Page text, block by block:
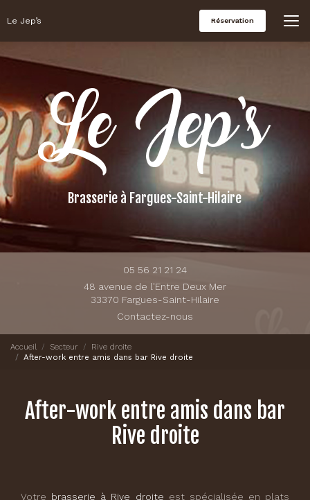
auLe Jep’s Réservation
Brasserie à Fargues-Saint-Hilaire
05 56 21 21 24
48 avenue de l'Entre Deux Mer
33370 Fargues-Saint-Hilaire
Contactez-nous
Accueil Secteur
Rive droite
After-work entre amis dans bar Rive droite
After-work entre amis dans bar
Rive droite
Votre brasserie à Rive droite est spécialisée en plats